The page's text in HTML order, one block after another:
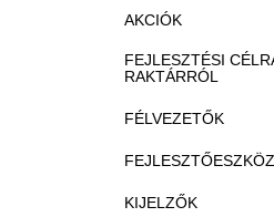
AKCIÓK
FEJLESZTÉSI
RAKTÁRRÓL
FÉLVEZETŐK
KIJELZŐK